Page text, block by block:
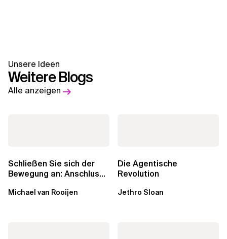
Unsere Ideen
Weitere Blogs
Alle anzeigen
Schließen Sie sich der
Bewegung an: Anschluss
Michael van Rooijen
Die Agentische
Revolution
Jethro Sloan